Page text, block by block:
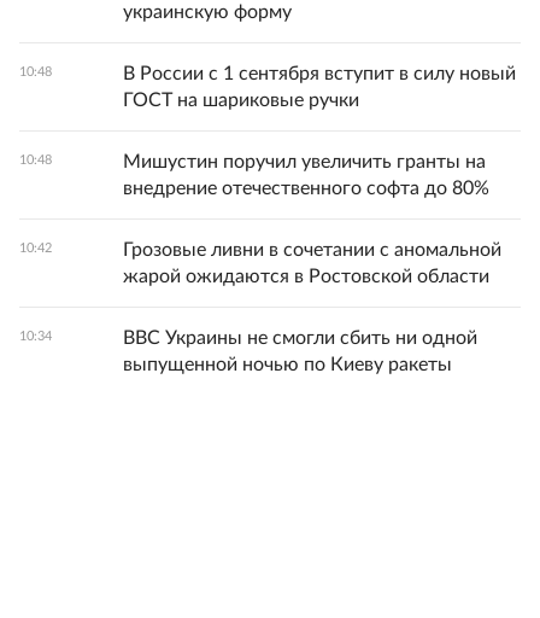
украинскую форму
10:48
В России с 1 сентября вступит в силу новый
ГОСТ на шариковые ручки
10:48
Мишустин поручил увеличить гранты на
внедрение отечественного софта до 80%
10:42
Грозовые ливни в сочетании с аномальной
жарой ожидаются в Ростовской области
10:34
ВВС Украины не смогли сбить ни одной
выпущенной ночью по Киеву ракеты